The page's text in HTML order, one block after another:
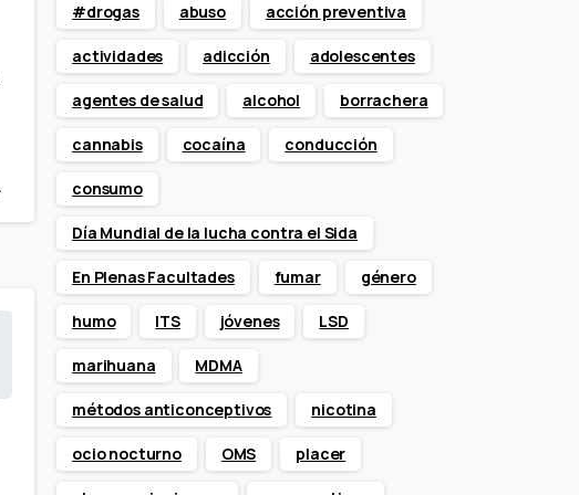
#drogas abuso acción preventiva
actividades adicción adolescentes
agentes de salud alcohol borrachera
cannabis cocaína conducción
consumo
Día Mundial de la lucha contra el Sida
En Plenas Facultades fumar género
humo ITS jóvenes LSD
marihuana MDMA
métodos anticonceptivos nicotina
ocio nocturno OMS placer